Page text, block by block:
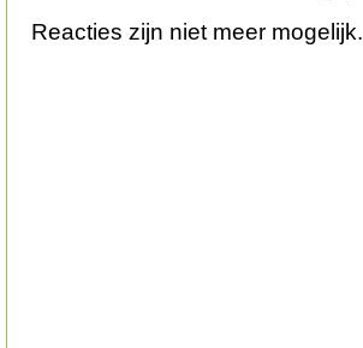
Reacties zijn niet meer mogelijk.